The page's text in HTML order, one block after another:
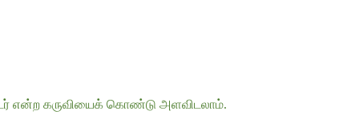
என்ற கருவியைக் கொண்டு அளவிடலாம்.